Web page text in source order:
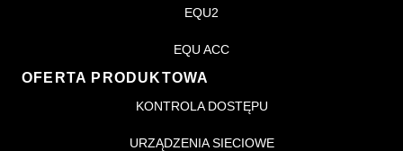
EQU2
EQU ACC
OFERTA PRODUKTOWA
KONTROLA DOSTĘPU
URZĄDZENIA SIECIOWE